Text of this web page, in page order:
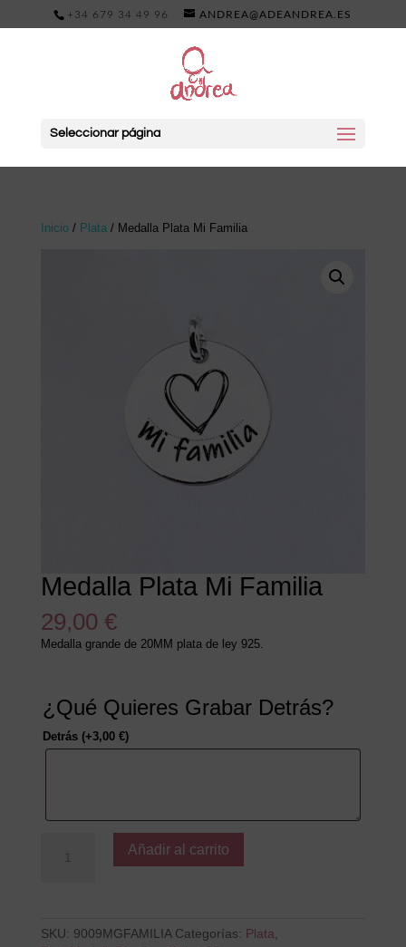
+34 679 34 49 96 ANDREA@ADEANDREA.ES
Seleccionar página
Inicio/ Plata/ Medalla Plata Mi Familia
Medalla Plata Mi Familia
29,00 €
Medalla grande de 20MM plata de ley 925.
¿Qué Quieres Grabar Detrás?
Detrás (+3,00 €)
Plata
Añadir al carrito
SKU: 9009MGFAMILIA Categorías: Plata,